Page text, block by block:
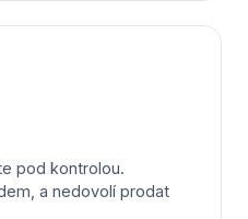
pod kontrolou.
a nedovolí prodat